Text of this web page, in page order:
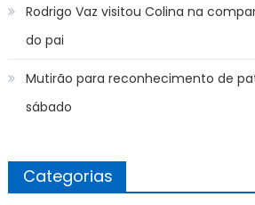
Rodrigo Vaz visitou Colina na
do pai
Mutirão para reconhecimento de
sábado
Categorias